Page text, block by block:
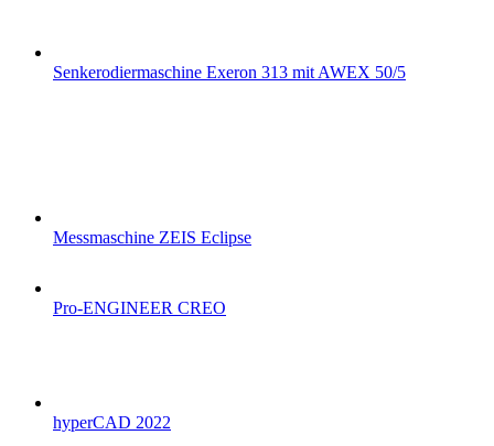
Senkerodiermaschine Exeron 313 mit AWEX 50/5
Messmaschine ZEIS Eclipse
Pro-ENGINEER CREO
hyperCAD 2022